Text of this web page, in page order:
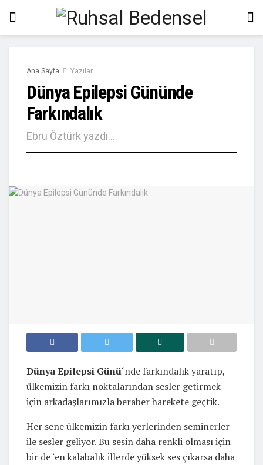
Ana Sayfa Yazılar
Dünya Epilepsi Gününde
Farkındalık
Ebru Öztürk yazdı...
Dünya Epilepsi Günü‘nde farkındalık yaratıp,
ülkemizin farkı noktalarından sesler getirmek
için arkadaşlarımızla beraber harekete geçtik.
Her sene ülkemizin farkı yerlerinden seminerler
ile sesler geliyor. Bu sesin daha renkli olması için
bir de ‘en kalabalık illerde yüksek ses çıkarsa daha